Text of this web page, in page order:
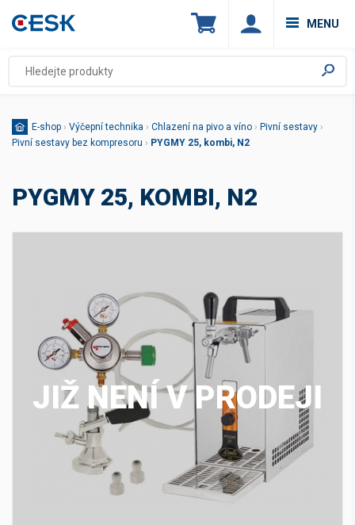
MENU
E-shop › Výčepní technika › Chlazení na pivo a víno › Pivní sestavy ›
Pivní sestavy bez kompresoru › PYGMY 25, kombi, N2
PYGMY 25, KOMBI, N2
JIŽ NENÍ V PRODEJI